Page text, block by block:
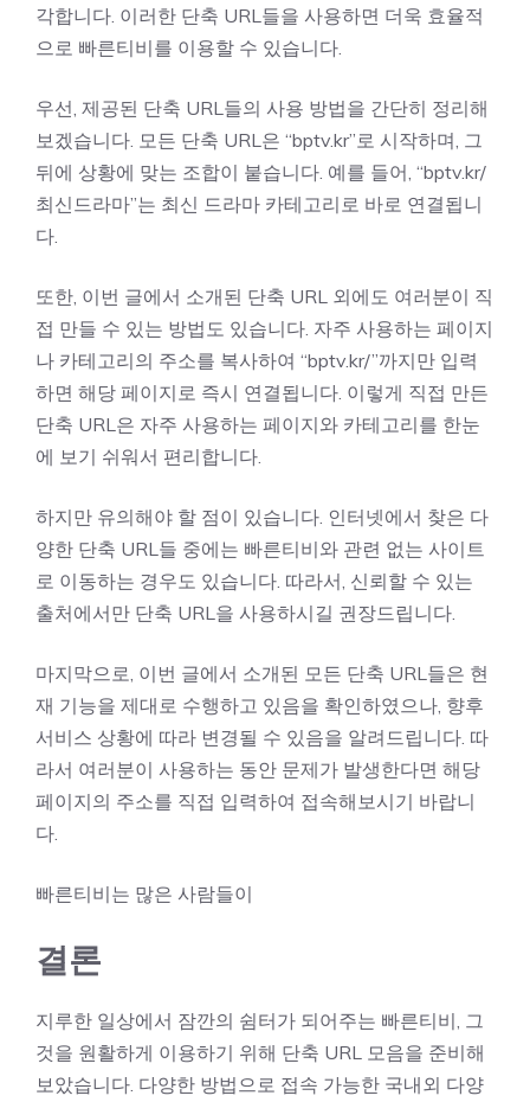
각합니다. 이러한 단축 URL들을 사용하면 더욱 효율적
으로 빠른티비를 이용할 수 있습니다.
우선, 제공된 단축 URL들의 사용 방법을 간단히 정리해
보겠습니다. 모든 단축 URL은 “bptv.kr”로 시작하며, 그
뒤에 상황에 맞는 조합이 붙습니다. 예를 들어, “bptv.kr/
최신드라마”는 최신 드라마 카테고리로 바로 연결됩니
다.
또한, 이번 글에서 소개된 단축 URL 외에도 여러분이 직
접 만들 수 있는 방법도 있습니다. 자주 사용하는 페이지
나 카테고리의 주소를 복사하여 “bptv.kr/”까지만 입력
하면 해당 페이지로 즉시 연결됩니다. 이렇게 직접 만든
단축 URL은 자주 사용하는 페이지와 카테고리를 한눈
에 보기 쉬워서 편리합니다.
하지만 유의해야 할 점이 있습니다. 인터넷에서 찾은 다
양한 단축 URL들 중에는 빠른티비와 관련 없는 사이트
로 이동하는 경우도 있습니다. 따라서, 신뢰할 수 있는
출처에서만 단축 URL을 사용하시길 권장드립니다.
마지막으로, 이번 글에서 소개된 모든 단축 URL들은 현
재 기능을 제대로 수행하고 있음을 확인하였으나, 향후
서비스 상황에 따라 변경될 수 있음을 알려드립니다. 따
라서 여러분이 사용하는 동안 문제가 발생한다면 해당
페이지의 주소를 직접 입력하여 접속해보시기 바랍니
다.
빠른티비는 많은 사람들이
결론
지루한 일상에서 잠깐의 쉼터가 되어주는 빠른티비, 그
것을 원활하게 이용하기 위해 단축 URL 모음을 준비해
보았습니다. 다양한 방법으로 접속 가능한 국내외 다양